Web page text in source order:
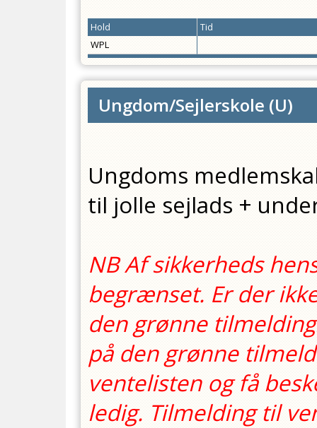
Hold
Tid
WPL
Ungdom/Sejlerskole (U)
Ungdoms
til jolle sejlads +
NB Af sikkerheds
begrænset. Er der
den grønne
på den grønne
ventelisten og få
ledig. Tilmelding til